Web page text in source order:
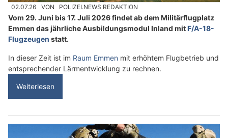
02.07.26 VON POLIZEI.NEWS REDAKTION
Vom 29. Juni bis 17. Juli 2026 findet ab dem Militärflugplatz
Emmen das jährliche Ausbildungsmodul Inland mit
In dieser Zeit ist imRaum Emmenmit erhöhtem Flugbetrieb und